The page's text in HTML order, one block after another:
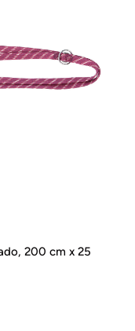
200 cm x 25